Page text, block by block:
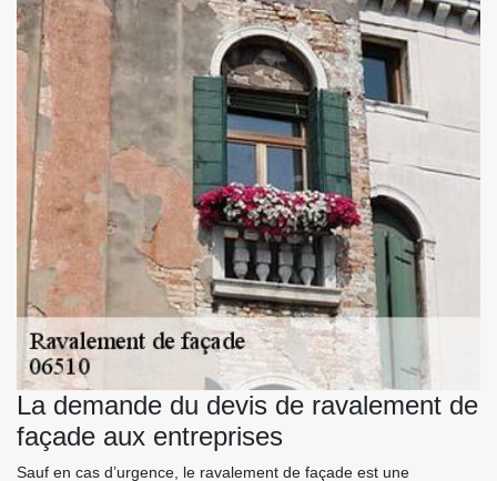
La demande du devis de ravalement de
façade aux entreprises
Sauf en cas d’urgence, le ravalement de façade est une